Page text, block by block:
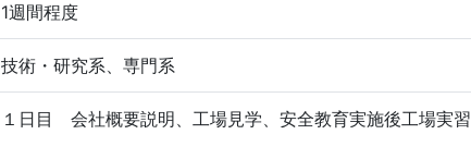
1週間程度
技術・研究系、専門系
１日目 会社概要説明、工場見学、安全教育実施後工場実習